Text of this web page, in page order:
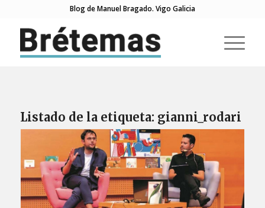
Blog de Manuel Bragado. Vigo Galicia
Listado de la etiqueta: gianni_rodari